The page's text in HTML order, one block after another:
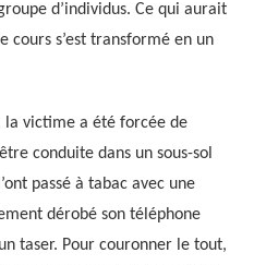
d’individus. Ce qui aurait
cours s’est transformé en un
la victime a été forcée de
conduite dans un sous-sol
passé à tabac avec une
dérobé son téléphone
taser. Pour couronner le tout,